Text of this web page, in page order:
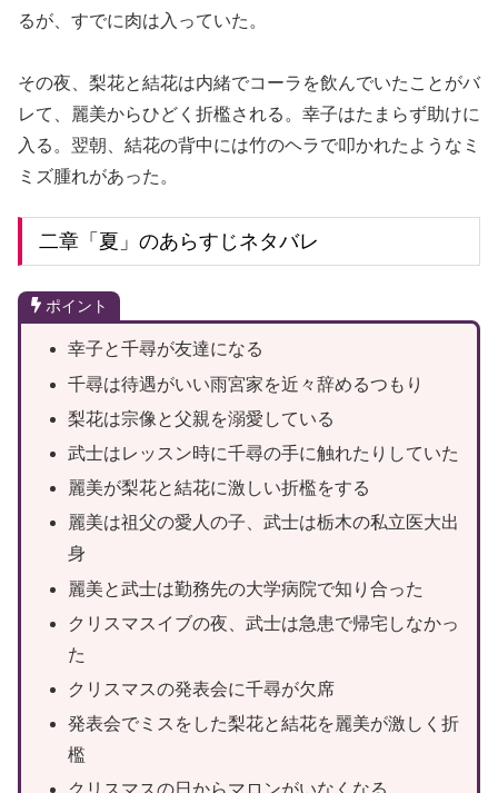
るが、すでに肉は入っていた。
その夜、梨花と結花は内緒でコーラを飲んでいたことがバ
レて、麗美からひどく折檻される。幸子はたまらず助けに
入る。翌朝、結花の背中には竹のヘラで叩かれたようなミ
ミズ腫れがあった。
二章「夏」のあらすじネタバレ
ポイント
幸子と千尋が友達になる
千尋は待遇がいい雨宮家を近々辞めるつもり
梨花は宗像と父親を溺愛している
武士はレッスン時に千尋の手に触れたりしていた
麗美が梨花と結花に激しい折檻をする
麗美は祖父の愛人の子、武士は栃木の私立医大出
身
麗美と武士は勤務先の大学病院で知り合った
クリスマスイブの夜、武士は急患で帰宅しなかっ
た
クリスマスの発表会に千尋が欠席
発表会でミスをした梨花と結花を麗美が激しく折
檻